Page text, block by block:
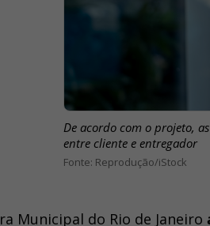
De acordo com o projeto,
entre cliente e entregador
Reprodução/iStock
Municipal do Rio de Janeiro